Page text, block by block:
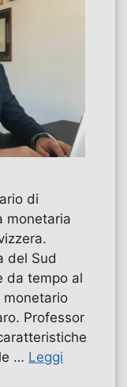
di
monetaria
del Sud
da tempo al
monetario
Professor
… Leggi